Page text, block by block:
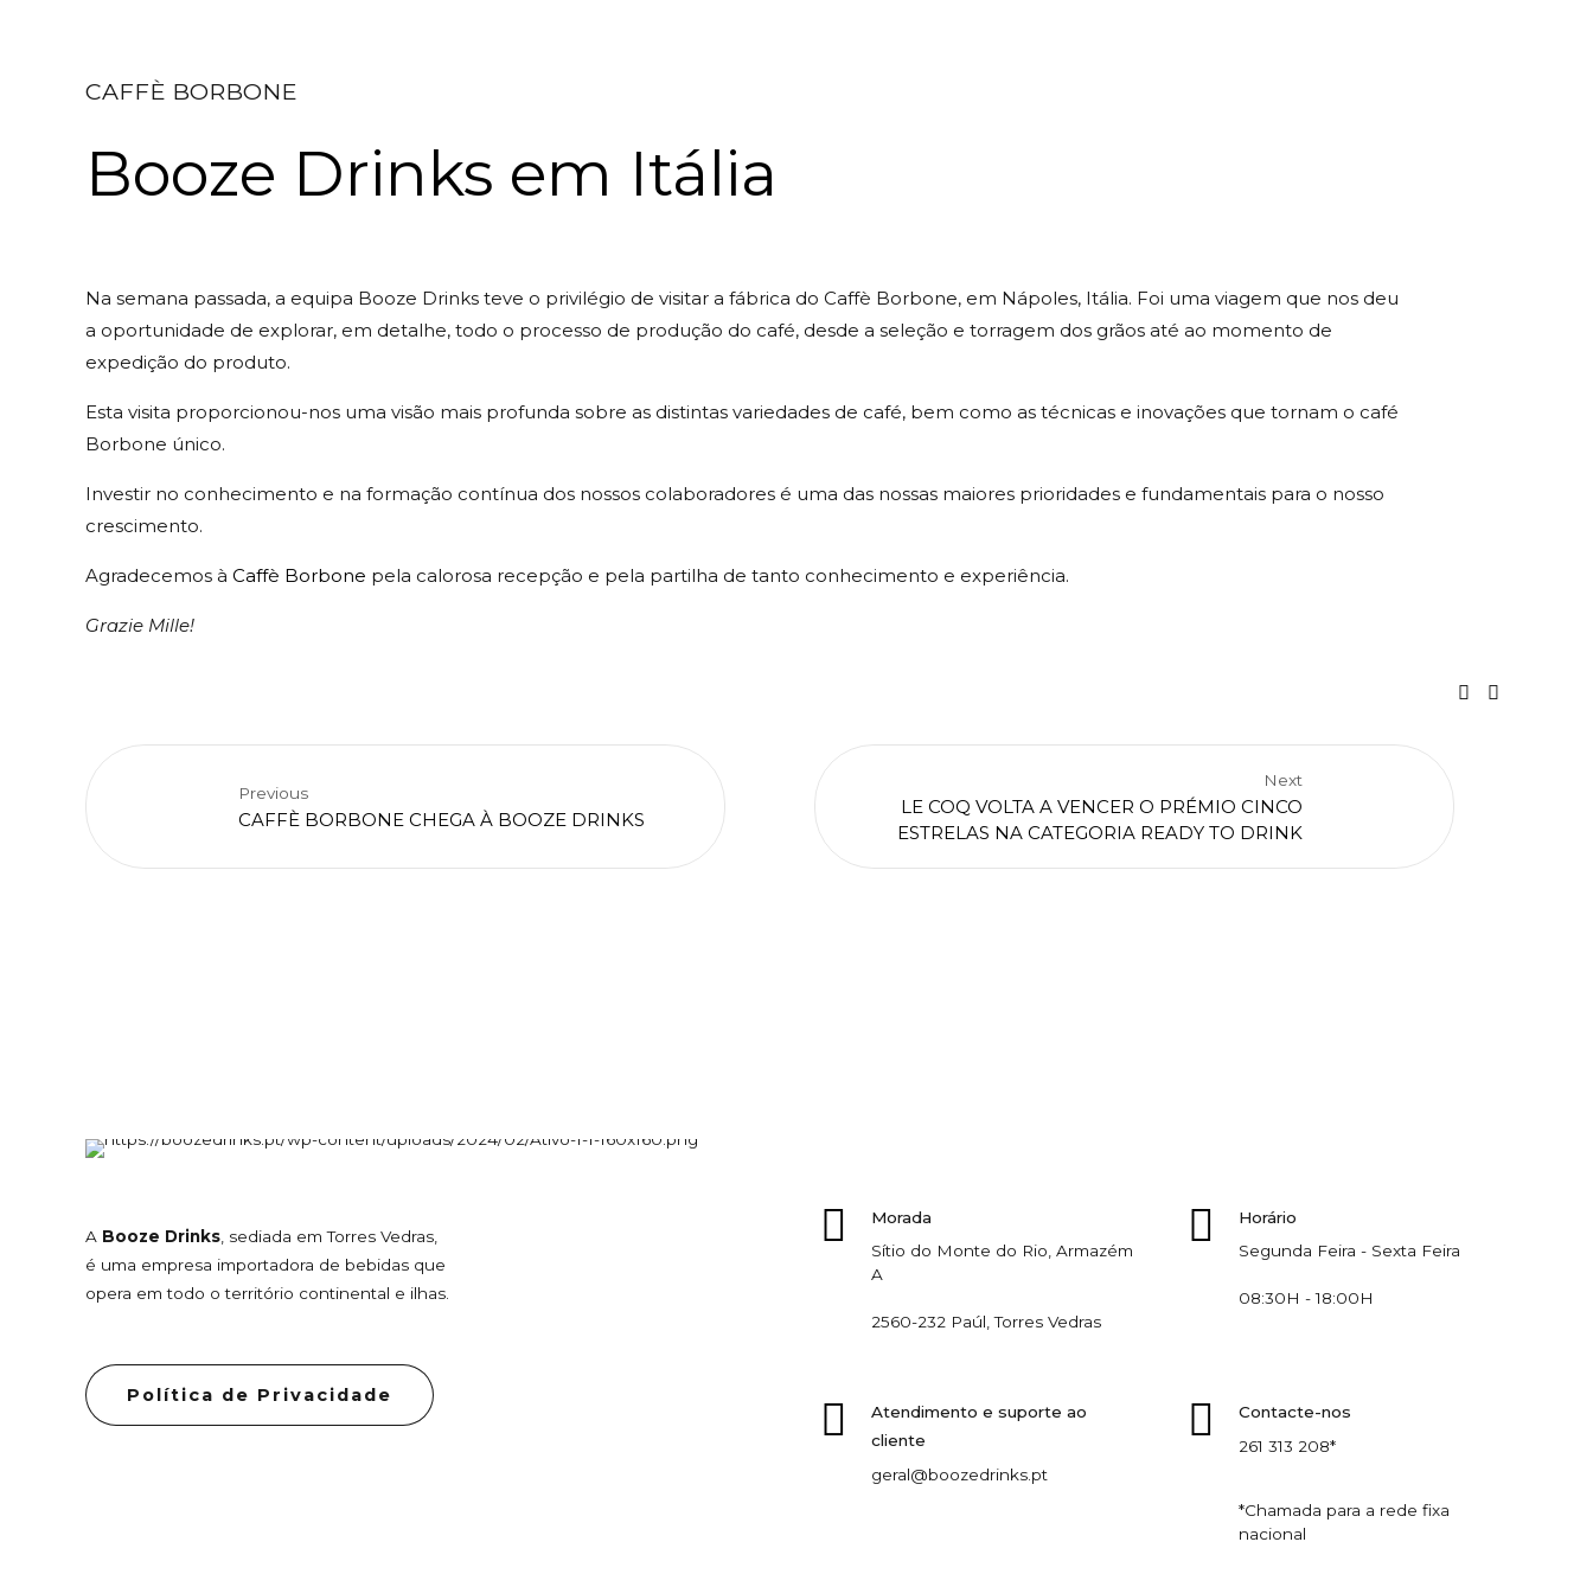
CAFFÈ BORBONE
Booze Drinks em Itália
Na semana passada, a equipa Booze Drinks teve o privilégio de visitar a fábrica do Caffè Borbone, em Nápoles, Itália. Foi uma viagem que nos deu
a oportunidade de explorar, em detalhe, todo o processo de produção do café, desde a seleção e torragem dos grãos até ao momento de
expedição do produto.
Esta visita proporcionou-nos uma visão mais profunda sobre as distintas variedades de café, bem como as técnicas e inovações que tornam o café
Borbone único.
Investir no conhecimento e na formação contínua dos nossos colaboradores é uma das nossas maiores prioridades e fundamentais para o nosso
crescimento.
Agradecemos à Caffè Borbone pela calorosa recepção e pela partilha de tanto conhecimento e experiência.
Grazie Mille!
Previous
CAFFÈ BORBONE CHEGA À BOOZE DRINKS
Next
LE COQ VOLTA A VENCER O PRÉMIO CINCO
ESTRELAS NA CATEGORIA READY TO DRINK
A Booze Drinks , sediada em Torres Vedras,
é uma empresa importadora de bebidas que
opera em todo o território continental e ilhas.
Política de Privacidade
Morada
Sítio do Monte do Rio, Armazém
A
2560-232 Paúl, Torres Vedras
Atendimento e suporte ao
cliente
geral@boozedrinks.pt
Horário
Segunda Feira - Sexta Feira
08:30H - 18:00H
Contacte-nos
261 313 208*
*Chamada para a rede fixa
nacional